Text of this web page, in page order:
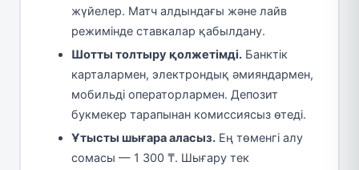
жүйелер. Матч алдындағы және лайв
режимінде ставкалар қабылдану.
Шотты толтыру қолжетімді. Банктік
карталармен, электрондық әмияндармен,
мобильді операторлармен. Депозит
букмекер тарапынан комиссиясыз өтеді.
Ұтысты шығара аласыз. Ең төменгі алу
сомасы — 1 300 ₸. Шығару тек